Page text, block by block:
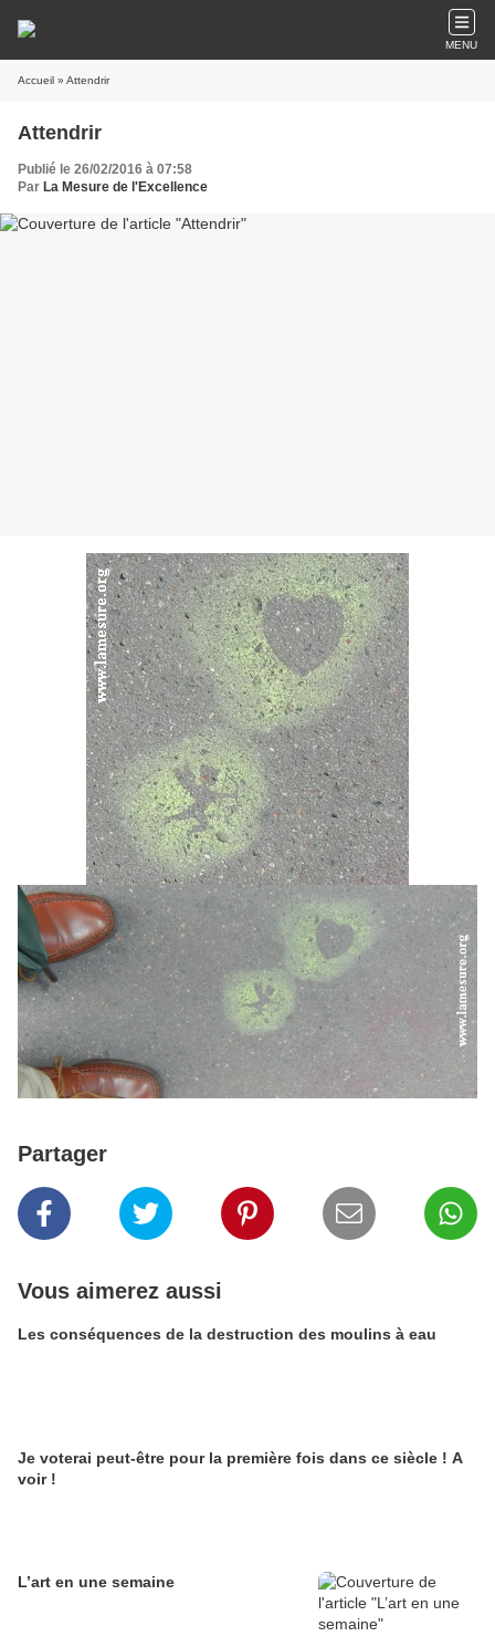
MENU
Accueil » Attendrir
Attendrir
Publié le 26/02/2016 à 07:58
Par La Mesure de l'Excellence
Partager
Vous aimerez aussi
Les conséquences de la destruction des moulins à eau
Je voterai peut-être pour la première fois dans ce siècle ! A
voir !
L’art en une semaine